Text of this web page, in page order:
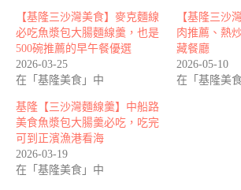
【基隆三沙灣美食】麥克麵線
必吃魚漿包大腸麵線羹，也是
500碗推薦的早午餐優選
2026-03-25
在「基隆美食」中
【基隆三沙
肉推薦、熱
藏餐廳
2026-05-10
在「基隆美
基隆【三沙灣麵線羹】中船路
美食魚漿包大腸羹必吃，吃完
可到正濱漁港看海
2026-03-19
在「基隆美食」中